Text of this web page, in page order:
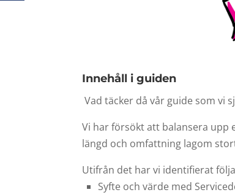
Innehåll i guiden
Vad täcker då vår guide som vi
Vi har försökt att balansera upp
längd och omfattning lagom
Utifrån det har vi identifierat
Syfte och värde med